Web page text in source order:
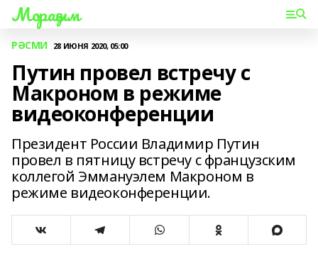
Мораҙым
РӘСМИ 28 ИЮНЯ 2020, 05:00
Путин провел встречу с
Макроном в режиме
видеоконференции
Президент России Владимир Путин
провел в пятницу встречу с французским
коллегой Эммануэлем Макроном в
режиме видеоконференции.